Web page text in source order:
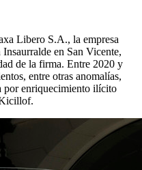
Libero S.A., la empresa
en San Vicente,
de la firma. Entre 2020 y
entre otras anomalías,
por enriquecimiento ilícito